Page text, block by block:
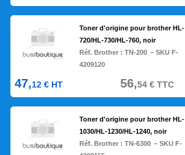
Toner d'origine pour brother HL-
720/HL-730/HL-760, noir
Réf. Brother :TN-200 – SKU F-
4209120
47,12 € HT 56,54€TTC
Toner d'origine pour brother HL-
1030/HL-1230/HL-1240, noir
Réf. Brother :TN-6300 – SKU F-